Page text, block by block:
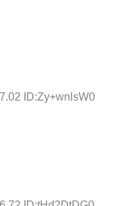
ID:Zy+wnlsW0